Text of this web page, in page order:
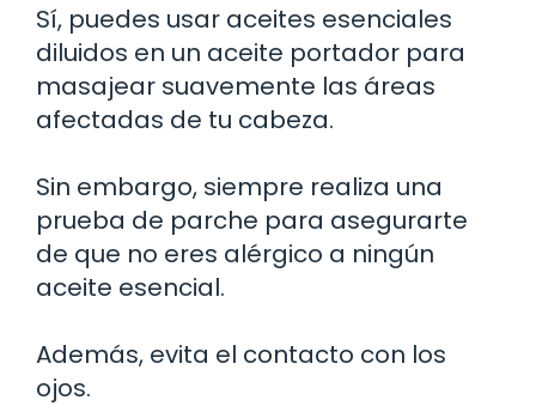
Sí, puedes usar aceites esenciales
diluidos en un aceite portador para
masajear suavemente las áreas
afectadas de tu cabeza.
Sin embargo, siempre realiza una
prueba de parche para asegurarte
de que no eres alérgico a ningún
aceite esencial.
Además, evita el contacto con los
ojos.